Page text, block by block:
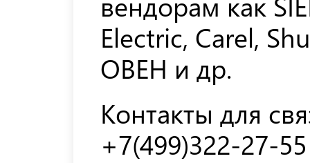
Electric, Carel,
ОВЕН и др.
Контакты для
+7(499)322-27-55